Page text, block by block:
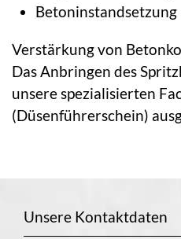
Betoninstandsetzung
Verstärkung von
Das Anbringen des
unsere spezialisierten
(Düsenführerschein)
Unsere Kontaktdaten